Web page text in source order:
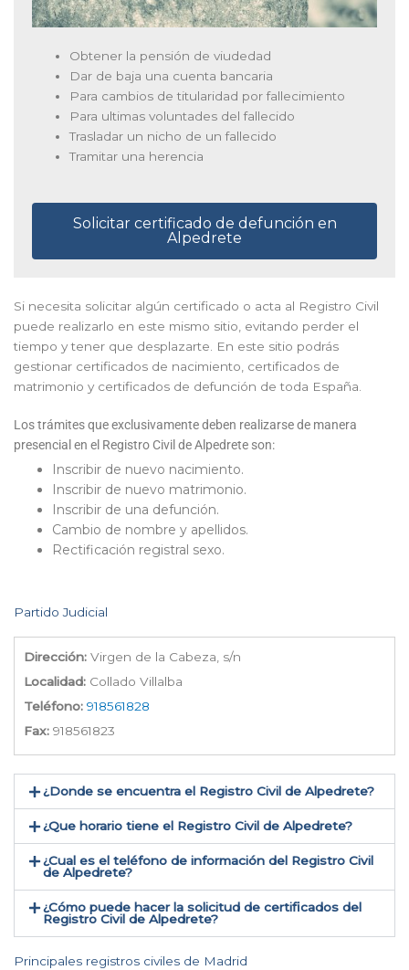
Obtener la pensión de viudedad
Dar de baja una cuenta bancaria
Para cambios de titularidad por fallecimiento
Para ultimas voluntades del fallecido
Trasladar un nicho de un fallecido
Tramitar una herencia
Solicitar certificado de defunción en
Alpedrete
Si necesita solicitar algún certificado o acta al Registro Civil
puede realizarlo en este mismo sitio, evitando perder el
tiempo y tener que desplazarte. En este sitio podrás
gestionar certificados de nacimiento, certificados de
matrimonio y certificados de defunción de toda España.
Los trámites que exclusivamente deben realizarse de manera
presencial en el Registro Civil de Alpedrete son:
Inscribir de nuevo nacimiento.
Inscribir de nuevo matrimonio.
Inscribir de una defunción.
Cambio de nombre y apellidos.
Rectificación registral sexo.
Partido Judicial
Dirección: Virgen de la Cabeza, s/n
Localidad: Collado Villalba
Teléfono: 918561828
Fax: 918561823
¿Donde se encuentra el Registro Civil de Alpedrete​?
¿Que horario tiene el Registro Civil de Alpedrete?
¿Cual es el teléfono de información del Registro Civil
de Alpedrete​?
¿Cómo puede hacer la solicitud de certificados del
Registro Civil de Alpedrete​?
Principales registros civiles de Madrid